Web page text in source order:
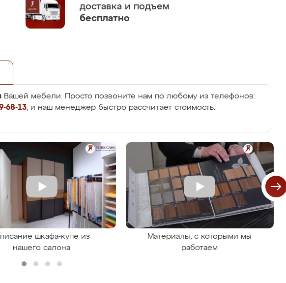
доставка и подъем
бесплатно
Вашей мебели. Просто позвоните нам по любому из телефонов:
68-13, и наш менеджер быстро рассчитает стоимость.
шкафа-купе из
нашего салона
Материалы, с которыми мы
работаем